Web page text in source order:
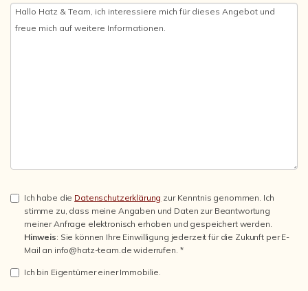
Ich habe die Datenschutzerklärung zur Kenntnis genommen. Ich
stimme zu, dass meine Angaben und Daten zur Beantwortung
meiner Anfrage elektronisch erhoben und gespeichert werden.
Hinweis: Sie können Ihre Einwilligung jederzeit für die Zukunft per E-
Mail an info@hatz-team.de widerrufen. *
Ich bin Eigentümer einer Immobilie.